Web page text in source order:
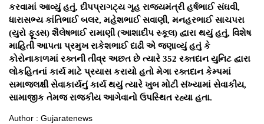
કરવામાં આવ્યું હતું, દીપપ્રાગટ્ય ગૃહ રાજયમંત્રી હર્ષભાઈ સંઘવી,
ધારાસભ્ય કાંતિભાઈ બલર, મહેશભાઈ સવાણી, મનહરભાઈ સાચપરા
(યુરો ફૂડસ) શૈલેષભાઈ રામાણી (આશાદીપ સ્કૂલ) દ્વારા થયું હતું, વિશેષ
માહિતી આપતા પ્રમુખ રાકેશભાઈ દાઢી એ જણાવ્યું હતું કે
કોરોનાકાળમાં રક્તની તીવ્ર અછત છે ત્યારે 352 રક્તદાન યુનિટ દ્વારા
લોકહિતનાં કાર્ય માટે પ્રયાસ કરાયો હતો મેગા રક્તદાન કેમ્પમાં
સમાજલક્ષી સેવાકાર્યનું કાર્ય થયું ત્યારે ખુબ મોટી સંખ્યામાં સેવાકીય,
સામાજીક તેમજ રાજકીય આગેવાનો ઉપસ્થિત રહ્યા હતા.
Author : Gujaratenews